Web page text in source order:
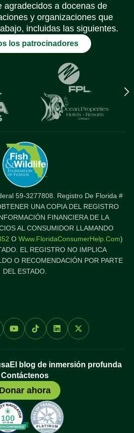
agradecidos a docenas de
y organizaciones que
incluidas las siguientes.
los patrocinadores
59-3277808. Registro De Florida #
UNA COPIA DEL REGISTRO
FINANCIERA DE LA
AL CONSUMIDOR LLAMANDO
O Www.FloridaConsumerHelp.com)
EL REGISTRO NO IMPLICA
O RECOMENDACIÓN POR PARTE
DEL ESTADO.
El blog de inmersión profunda
Contáctenos
Donar ahora